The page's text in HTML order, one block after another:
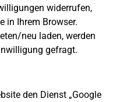
widerrufen,
in Ihrem Browser.
neu laden, werden
gefragt.
den Dienst „Google